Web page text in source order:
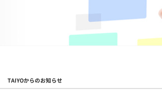
TAIYOからのお知らせ